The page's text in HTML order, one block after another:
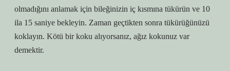
olmadığını anlamak için bileğinizin iç kısmına tükürün ve 10
ila 15 saniye bekleyin. Zaman geçtikten sonra tükürüğünüzü
koklayın. Kötü bir koku alıyorsanız, ağız kokunuz var
demektir.